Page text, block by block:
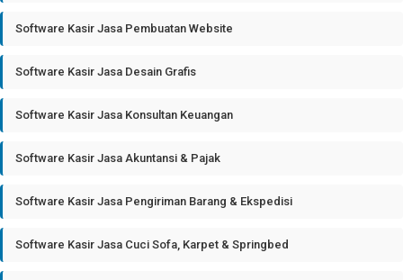
Software Kasir Jasa Pembuatan Website
Software Kasir Jasa Desain Grafis
Software Kasir Jasa Konsultan Keuangan
Software Kasir Jasa Akuntansi & Pajak
Software Kasir Jasa Pengiriman Barang & Ekspedisi
Software Kasir Jasa Cuci Sofa, Karpet & Springbed